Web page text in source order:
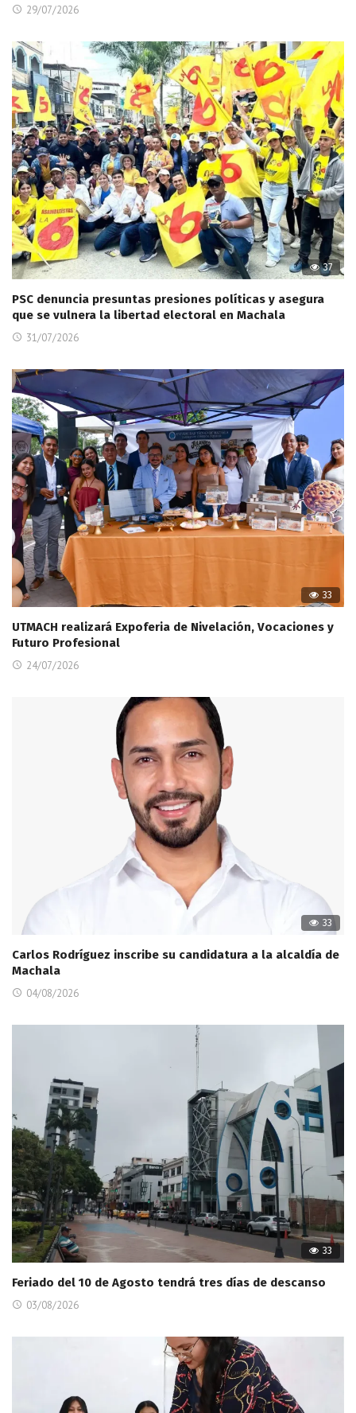
29/07/2026
37
PSC denuncia presuntas presiones políticas y asegura
que se vulnera la libertad electoral en Machala
31/07/2026
33
UTMACH realizará Expoferia de Nivelación, Vocaciones y
Futuro Profesional
24/07/2026
33
Carlos Rodríguez inscribe su candidatura a la alcaldía de
Machala
04/08/2026
33
Feriado del 10 de Agosto tendrá tres días de descanso
03/08/2026